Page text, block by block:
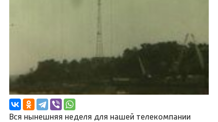
Вся нынешняя неделя для нашей телекомпании